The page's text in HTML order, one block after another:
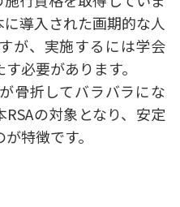
導⼊された画期的な人
が、実施するには学会
必要があります。
骨折してバラバラにな
の対象となり、安定
特徴です。